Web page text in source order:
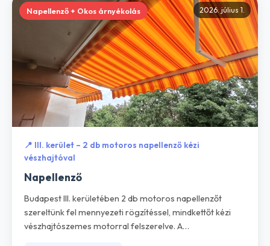
Napellenző + Okos árnyékolás 2026. július 1.
📍 III. kerület – 2 db motoros napellenző kézi
vészhajtóval
Napellenző
Budapest III. kerületében 2 db motoros napellenzőt
szereltünk fel mennyezeti rögzítéssel, mindkettőt kézi
vészhajtószemes motorral felszerelve. A